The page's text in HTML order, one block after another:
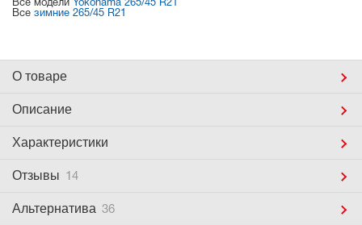
Все модели Yokohama 265/45 R21
Все зимние 265/45 R21
О товаре
Описание
Характеристики
Отзывы 14
Альтернатива 36